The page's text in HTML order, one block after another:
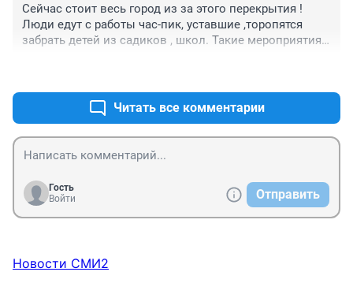
Сейчас стоит весь город из за этого перекрытия !
Люди едут с работы час-пик, уставшие ,торопятся
забрать детей из садиков , школ. Такие мероприятия
Читать все комментарии
Гость
Войти
Отправить
Новости СМИ2